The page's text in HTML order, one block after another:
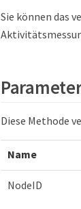
Sie können das
Diese Methode
Name
NodeID